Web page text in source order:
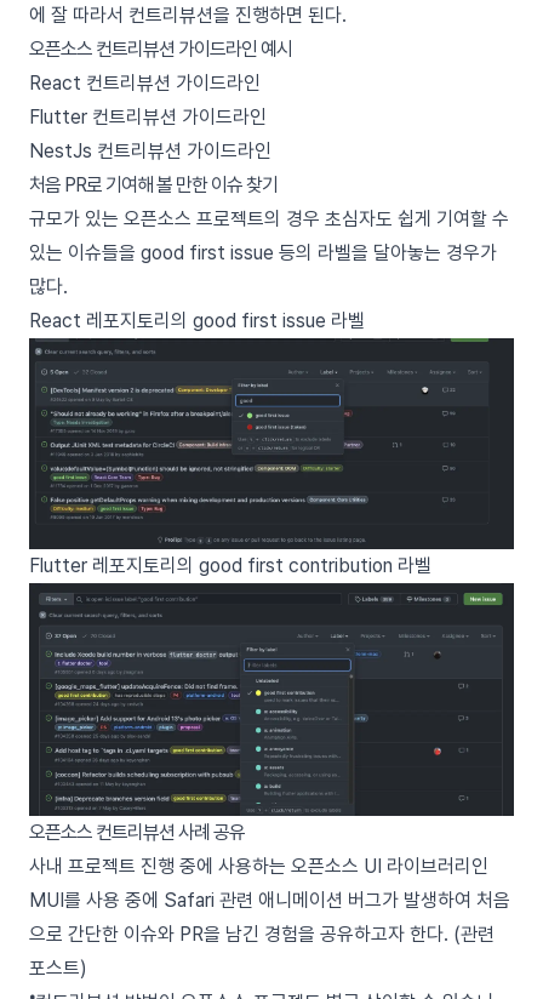
에 잘 따라서 컨트리뷰션을 진행하면 된다.
오픈소스 컨트리뷰션 가이드라인 예시
React 컨트리뷰션 가이드라인
Flutter 컨트리뷰션 가이드라인
NestJs 컨트리뷰션 가이드라인
처음 PR로 기여해 볼 만한 이슈 찾기
규모가 있는 오픈소스 프로젝트의 경우 초심자도 쉽게 기여할 수
있는 이슈들을 good first issue 등의 라벨을 달아놓는 경우가
많다.
React 레포지토리의 good first issue 라벨
Flutter 레포지토리의 good first contribution 라벨
오픈소스 컨트리뷰션 사례 공유
사내 프로젝트 진행 중에 사용하는 오픈소스 UI 라이브러리인
MUI를 사용 중에 Safari 관련 애니메이션 버그가 발생하여 처음
으로 간단한 이슈와 PR을 남긴 경험을 공유하고자 한다. (관련
포스트)